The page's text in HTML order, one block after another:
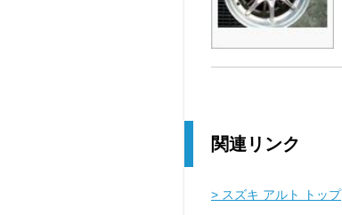
関連リンク
> スズキ アルト トップ